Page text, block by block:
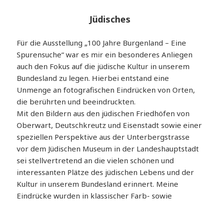
Jüdisches
Für die Ausstellung „100 Jahre Burgenland – Eine
Spurensuche“ war es mir ein besonderes Anliegen
auch den Fokus auf die jüdische Kultur in unserem
Bundesland zu legen. Hierbei entstand eine
Unmenge an fotografischen Eindrücken von Orten,
die berührten und beeindruckten.
Mit den Bildern aus den jüdischen Friedhöfen von
Oberwart, Deutschkreutz und Eisenstadt sowie einer
speziellen Perspektive aus der Unterbergstrasse
vor dem Jüdischen Museum in der Landeshauptstadt
sei stellvertretend an die vielen schönen und
interessanten Plätze des jüdischen Lebens und der
Kultur in unserem Bundesland erinnert. Meine
Eindrücke wurden in klassischer Farb- sowie